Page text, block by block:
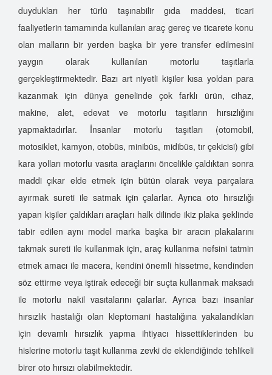
duydukları her türlü taşınabilir gıda maddesi, ticari
faaliyetlerin tamamında kullanılan araç gereç ve ticarete konu
olan malların bir yerden başka bir yere transfer edilmesini
yaygın olarak kullanılan motorlu taşıtlarla
gerçekleştirmektedir. Bazı art niyetli kişiler kısa yoldan para
kazanmak için dünya genelinde çok farklı ürün, cihaz,
makine, alet, edevat ve motorlu taşıtların hırsızlığını
yapmaktadırlar. İnsanlar motorlu taşıtları (otomobil,
motosiklet, kamyon, otobüs, minibüs, midibüs, tır çekicisi) gibi
kara yolları motorlu vasıta araçlarını öncelikle çaldıktan sonra
maddi çıkar elde etmek için bütün olarak veya parçalara
ayırmak sureti ile satmak için çalarlar. Ayrıca oto hırsızlığı
yapan kişiler çaldıkları araçları halk dilinde ikiz plaka şeklinde
tabir edilen aynı model marka başka bir aracın plakalarını
takmak sureti ile kullanmak için, araç kullanma nefsini tatmin
etmek amacı ile macera, kendini önemli hissetme, kendinden
söz ettirme veya iştirak edeceği bir suçta kullanmak maksadı
ile motorlu nakil vasıtalarını çalarlar. Ayrıca bazı insanlar
hırsızlık hastalığı olan kleptomani hastalığına yakalandıkları
için devamlı hırsızlık yapma ihtiyacı hissettiklerinden bu
hislerine motorlu taşıt kullanma zevki de eklendiğinde tehlikeli
birer oto hırsızı olabilmektedir.